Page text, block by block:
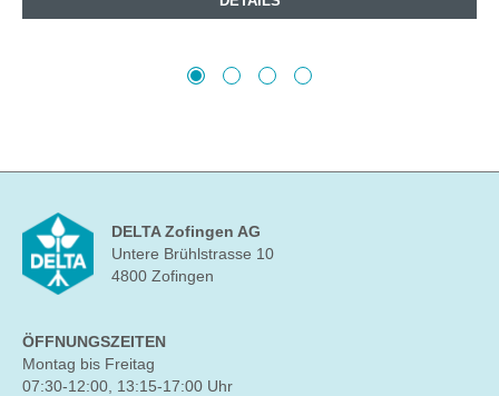
DELTA Zofingen AG
Untere Brühlstrasse 10
4800 Zofingen
ÖFFNUNGSZEITEN
Montag bis Freitag
07:30-12:00, 13:15-17:00 Uhr